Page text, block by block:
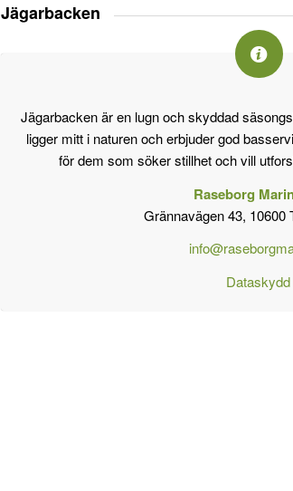
Jägarbacken
Jägarbacken är en lugn och skyddad
ligger mitt i naturen och erbjuder god
för dem som söker stillhet och vill
Raseborg
Grännavägen 43, 10600
Dataskydd